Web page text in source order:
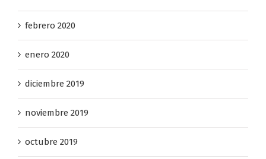
febrero 2020
enero 2020
diciembre 2019
noviembre 2019
octubre 2019